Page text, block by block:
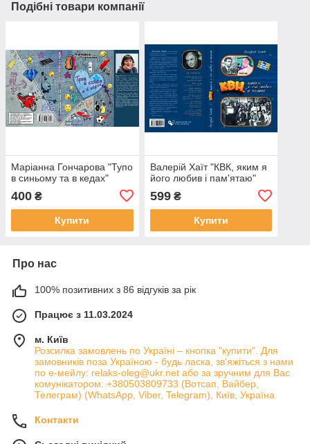
Подібні товари компанії
Маріанна Гончарова "Тупо
в синьому та в кедах"
400 ₴
Купити
Валерій Хаїт "КВК, яким я
його любив і пам'ятаю"
599₴
Купити
Про нас
100% позитивних з 86 відгуків за рік
Працює з 11.03.2024
м. Київ
Розсилка замовлень по Україні – кнопка "купити". Для
замовників поза Україною - будь ласка, зв'яжіться з нами
по е-мейлу: relaks-oleg@ukr.net або за зручним для Вас
комунікатором: +380503809733 (Вотсап, Вайбер,
Телеграм) (WhatsApp, Viber, Telegram), Київ, Україна
Контакти